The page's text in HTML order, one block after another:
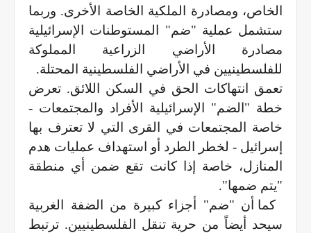
الخاص، ومصادرة الملكية الخاصة الأخرى. وربما
ستشمل عملية "ضم" المستوطنات الإسرائيلية
مصادرة الأراضي الزراعية المملوكة
للفلسطينيين في الأراضي الفلسطينية المحتلة.
تعمق انتهاكات الحق في السكن اللائق. تعرض
خطة "الضم" الإسرائيلية الأفراد والمجتمعات -
خاصة المجتمعات في القرى التي لا تعترف بها
إسرائيل - لخطر الطرد أو استهداف عمليات هدم
المنازل، خاصة إذا كانت تقع ضمن أي منطقة
"يتم ضمها".
كما أن "ضم" أجزاء كبيرة من الضفة الغربية
سيحد أيضاً من حرية تنقل الفلسطينيين. ترتبط